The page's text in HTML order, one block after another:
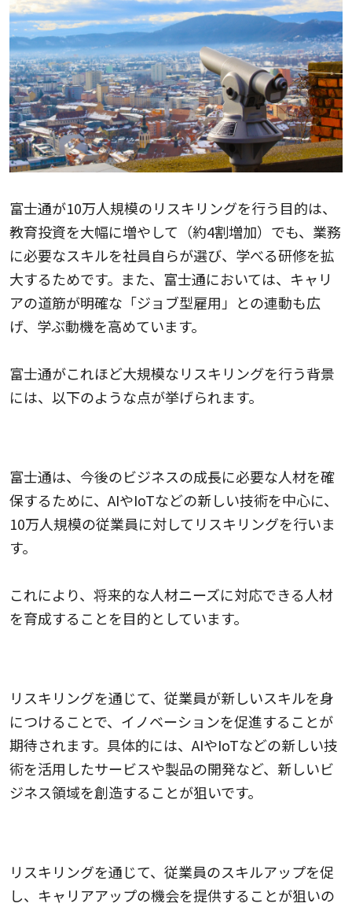
富士通が10万人規模のリスキリングを行う目的は、
教育投資を大幅に増やして（約4割増加）でも、業務
に必要なスキルを社員自らが選び、学べる研修を拡
大するためです。また、富士通においては、キャリ
アの道筋が明確な「ジョブ型雇用」との連動も広
げ、学ぶ動機を高めています。
富士通がこれほど大規模なリスキリングを行う背景
には、以下のような点が挙げられます。
富士通は、今後のビジネスの成長に必要な人材を確
保するために、AIやIoTなどの新しい技術を中心に、
10万人規模の従業員に対してリスキリングを行いま
す。
これにより、将来的な人材ニーズに対応できる人材
を育成することを目的としています。
リスキリングを通じて、従業員が新しいスキルを身
につけることで、イノベーションを促進することが
期待されます。具体的には、AIやIoTなどの新しい技
術を活用したサービスや製品の開発など、新しいビ
ジネス領域を創造することが狙いです。
リスキリングを通じて、従業員のスキルアップを促
し、キャリアアップの機会を提供することが狙いの